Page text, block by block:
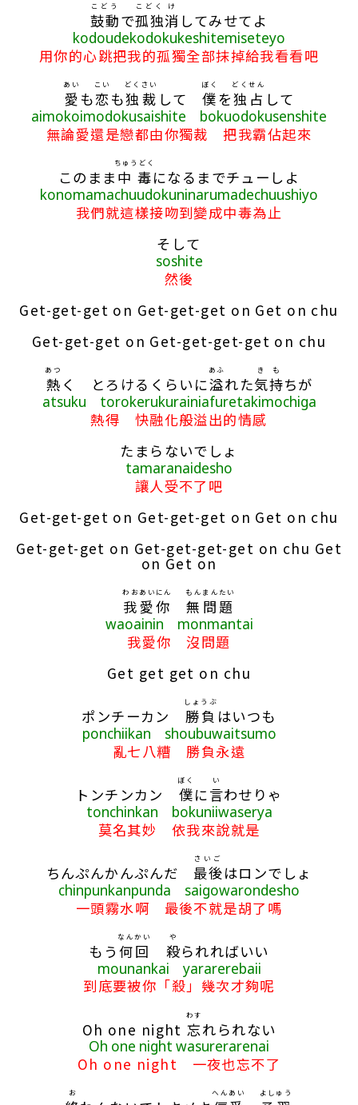
鼓動
こどう
で孤独
こどく
消
け
してみせてよ
kodoudekodokukeshitemiseteyo
用你的心跳把我的孤獨全部抹掉給我看看吧
愛
あい
も恋
こい
も独裁
どくさい
して 僕
ぼく
を独占
どくせん
して
aimokoimodokusaishite bokuodokusenshite
無論愛還是戀都由你獨裁 把我霸佔起來
このまま 中毒
ちゅうどく
になるまでチューしよ
konomamachuudokuninarumadechuushiyo
我們就這樣接吻到變成中毒為止
そして
soshite
然後
Get-get-get on Get-get-get on Get on chu
Get-get-get on Get-get-get-get on chu
熱
あつ
く とろけるくらいに溢
あふ
れた気
き
持
も
ちが
atsuku torokerukurainiafuretakimochiga
熱得 快融化般溢出的情感
たまらないでしょ
tamaranaidesho
讓人受不了吧
Get-get-get on Get-get-get on Get on chu
Get-get-get on Get-get-get-get on chu Get
on Get on
我愛你
わおあいにん
無問題
もんまんたい
waoainin monmantai
我愛你 沒問題
Get get get on chu
ポンチーカン 勝負
しょうぶ
はいつも
ponchiikan shoubuwaitsumo
亂七八糟 勝負永遠
トンチンカン 僕
ぼく
に言
い
わせりゃ
tonchinkan bokuniiwaserya
莫名其妙 依我來說就是
ちんぷんかんぷんだ 最後
さいご
はロンでしょ
chinpunkanpunda saigowarondesho
一頭霧水啊 最後不就是胡了嗎
もう 何回
なんかい
殺
や
られればいい
mounankai yararerebaii
到底要被你「殺」幾次才夠呢
Oh one night 忘
わす
れられない
Oh one night wasurerarenai
Oh one night 一夜也忘不了
お へんあい よしゅう